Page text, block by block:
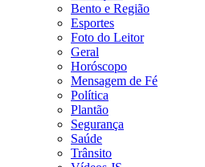
Bento e Região
Esportes
Foto do Leitor
Geral
Horóscopo
Mensagem de Fé
Política
Plantão
Segurança
Saúde
Trânsito